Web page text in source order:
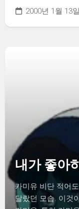
2000년 1월 13일
내가 좋아
카미유 비단 적어
달랐던 모습. 이것